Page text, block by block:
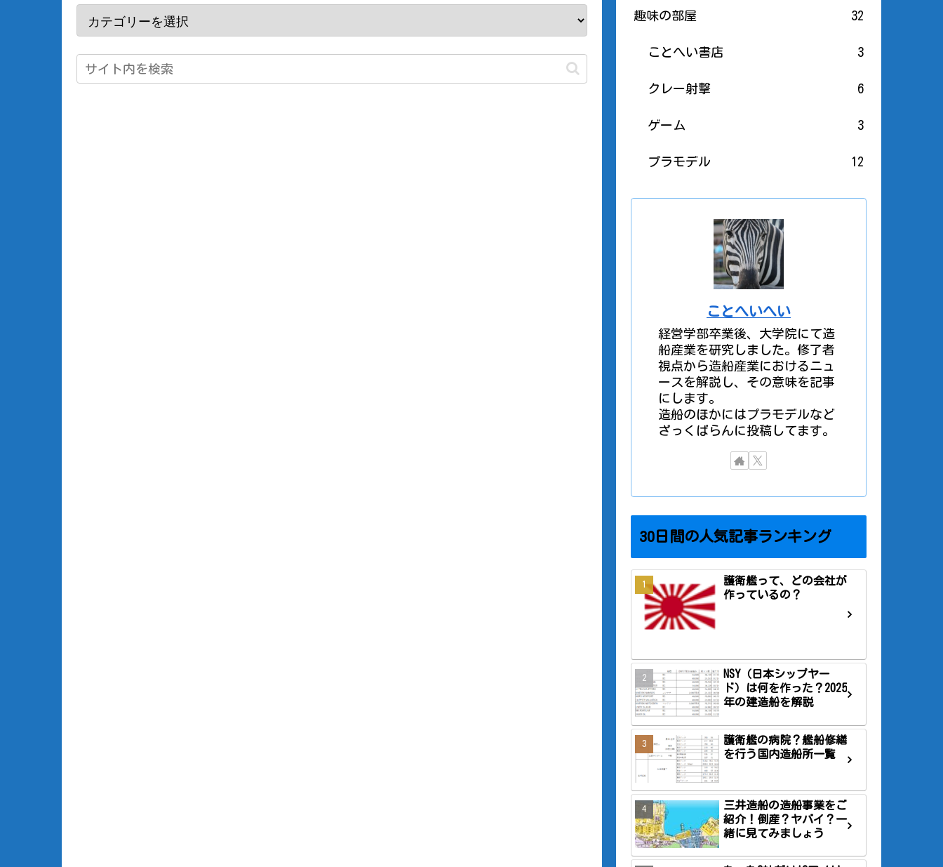
趣味の部屋 32
ことへい書店 3
クレー射撃 6
ゲーム 3
プラモデル 12
ことへいへい
経営学部卒業後、大学院にて造
船産業を研究しました。修了者
視点から造船産業におけるニュ
ースを解説し、その意味を記事
にします。
造船のほかにはプラモデルなど
ざっくばらんに投稿してます。
30日間の人気記事ランキング
護衛艦って、どの会社が
作っているの？
NSY（日本シップヤー
ド）は何を作った？2025
年の建造船を解説
護衛艦の病院？艦船修繕
を行う国内造船所一覧
三井造船の造船事業をご
紹介！倒産？ヤバイ？一
緒に見てみましょう